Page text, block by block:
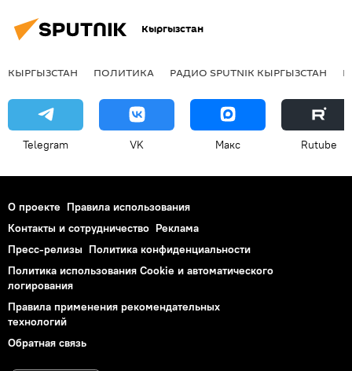
Кыргызстан
КЫРГЫЗСТАН ПОЛИТИКА РАДИО SPUTNIK КЫРГЫЗСТАН
Telegram VK Макс Rutube
О проекте Правила использования
Контакты и сотрудничество Реклама
Пресс-релизы Политика конфиденциальности
Политика использования Cookie и автоматического
логирования
Правила применения рекомендательных
технологий
Обратная связь